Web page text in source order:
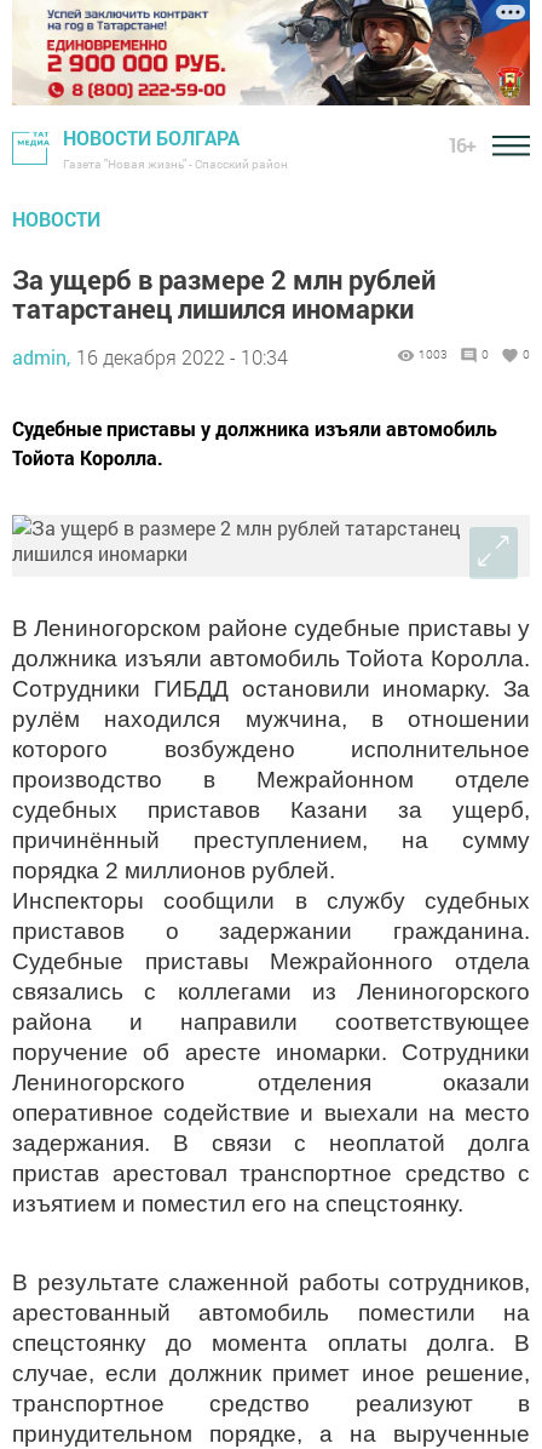
НОВОСТИ БОЛГАРА
Газета "Новая жизнь" - Спасский район
16+
НОВОСТИ
За ущерб в размере 2 млн рублей
татарстанец лишился иномарки
admin, 16 декабря 2022 - 10:34 1003 0 0
Судебные приставы у должника изъяли автомобиль
Тойота Королла.
В Лениногорском районе судебные приставы у
должника изъяли автомобиль Тойота Королла.
Сотрудники ГИБДД остановили иномарку. За
рулём находился мужчина, в отношении
которого возбуждено исполнительное
производство в Межрайонном отделе
судебных приставов Казани за ущерб,
причинённый преступлением, на сумму
порядка 2 миллионов рублей.
Инспекторы сообщили в службу судебных
приставов о задержании гражданина.
Судебные приставы Межрайонного отдела
связались с коллегами из Лениногорского
района и направили соответствующее
поручение об аресте иномарки. Сотрудники
Лениногорского отделения оказали
оперативное содействие и выехали на место
задержания. В связи с неоплатой долга
пристав арестовал транспортное средство с
изъятием и поместил его на спецстоянку.
В результате слаженной работы сотрудников,
арестованный автомобиль поместили на
спецстоянку до момента оплаты долга. В
случае, если должник примет иное решение,
транспортное средство реализуют в
принудительном порядке, а на вырученные